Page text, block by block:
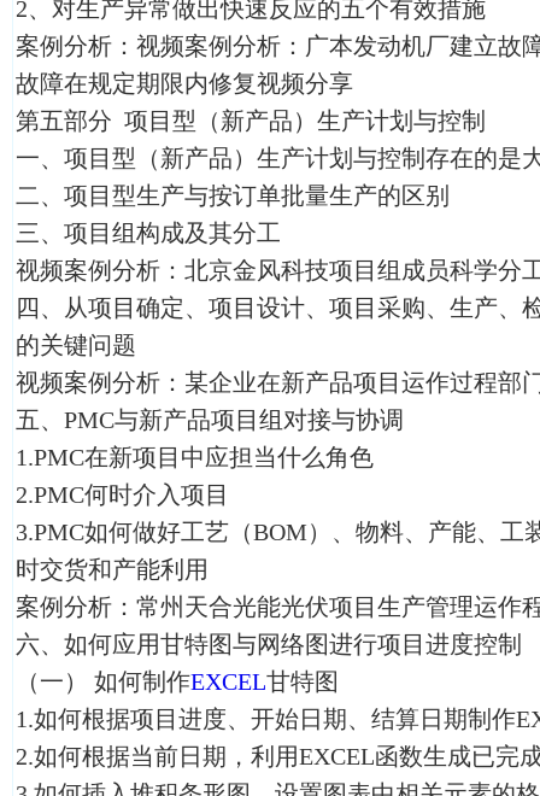
2、对生产异常做出快速反应的五个有效措施
案例分析：视频案例分析：广本发动机厂建立故
故障在规定期限内修复视频分享
第五部分 项目型（新产品）生产计划与控制
一、项目型（新产品）生产计划与控制存在的是
二、项目型生产与按订单批量生产的区别
三、项目组构成及其分工
视频案例分析：北京金风科技项目组成员科学分
四、从项目确定、项目设计、项目采购、生产、
的关键问题
视频案例分析：某企业在新产品项目运作过程部
五、PMC与新产品项目组对接与协调
1.PMC在新项目中应担当什么角色
2.PMC何时介入项目
3.PMC如何做好工艺（BOM）、物料、产能、工
时交货和产能利用
案例分析：常州天合光能光伏项目生产管理运作
六、如何应用甘特图与网络图进行项目进度控制
（一）
如何制作EXCEL甘特图
1.如何根据项目进度、开始日期、结算日期制作
2.如何根据当前日期，利用EXCEL函数生成已完